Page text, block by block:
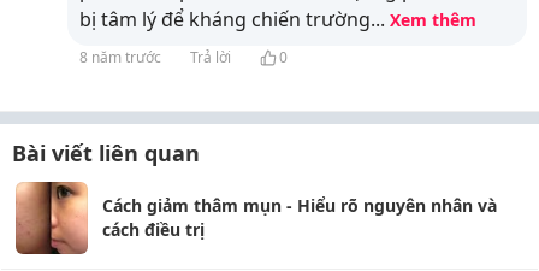
bị tâm lý để kháng chiến trường... Xem thêm
8 năm trước Trả lời 0
Bài viết liên quan
Cách giảm thâm mụn - Hiểu rõ nguyên nhân và
cách điều trị